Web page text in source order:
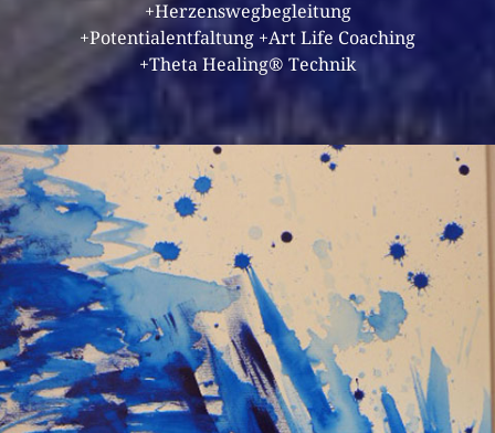
+Herzenswegbegleitung
+Potentialentfaltung +Art Life Coaching
+Theta Healing® Technik